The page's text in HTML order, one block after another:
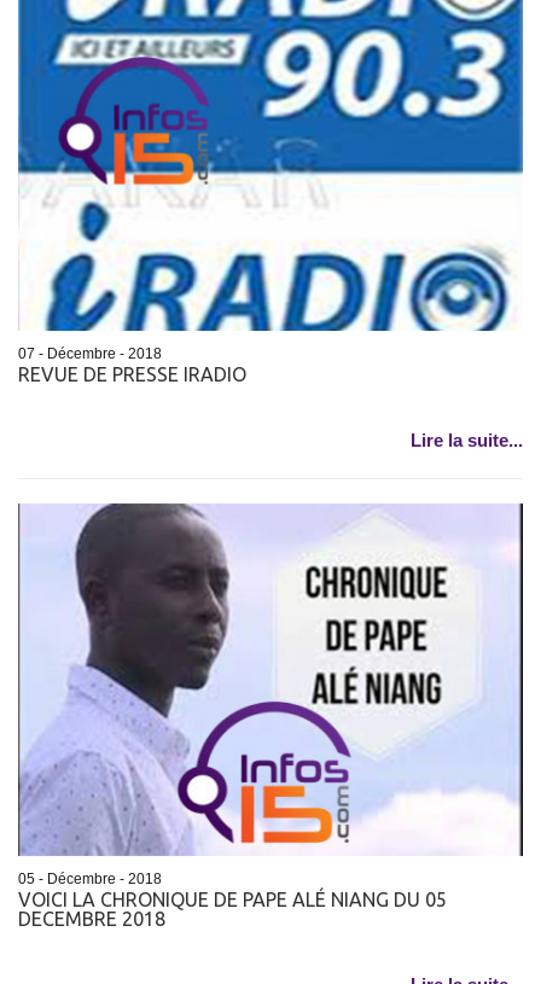
07 - Décembre - 2018
REVUE DE PRESSE IRADIO
Lire la suite...
05 - Décembre - 2018
VOICI LA CHRONIQUE DE PAPE ALÉ NIANG DU 05
DECEMBRE 2018